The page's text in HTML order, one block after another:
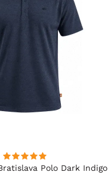
Polo Dark Indigo